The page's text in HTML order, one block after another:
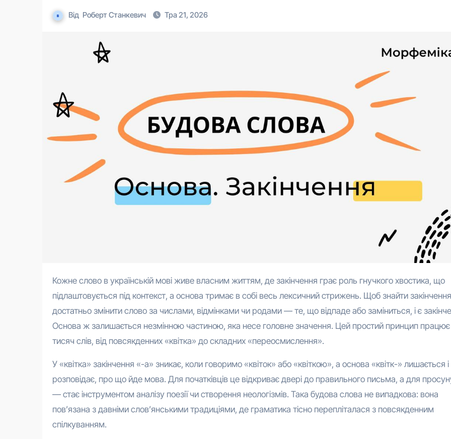
Від Роберт Станкевич Тра 21, 2026
Кожне слово в українській мові живе власним життям, де закінчення грає роль гнучкого хвостика, що
підлаштовується під контекст, а основа тримає в собі весь лексичний стрижень. Щоб знайти
достатньо змінити слово за числами, відмінками чи родами — те, що відпаде або заміниться, і є
Основа ж залишається незмінною частиною, яка несе головне значення. Цей простий принцип
тисяч слів, від повсякденних «квітка» до складних «переосмислення».
У «квітка» закінчення «-а» зникає, коли говоримо «квіток» або «квіткою», а основа «квітк-» лишається і
розповідає, про що йде мова. Для початківців це відкриває двері до правильного письма, а для
— стає інструментом аналізу поезії чи створення неологізмів. Така будова слова не випадкова: вона
пов’язана з давніми слов’янськими традиціями, де граматика тісно перепліталася з повсякденним
спілкуванням.